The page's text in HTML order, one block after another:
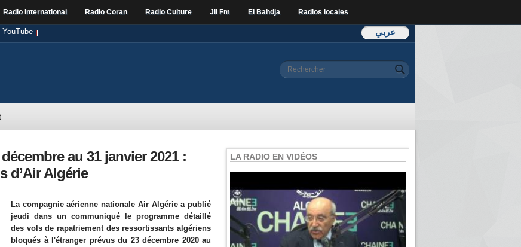
Radio International Radio Coran Radio Culture Jil Fm El Bahdja Radios locales
عربي YouTube
Formulaire de
Rechercher
au 31 janvier 2021 :
d’Air Algérie
La compagnie aérienne nationale Air Algérie a publié
jeudi dans un communiqué le programme détaillé
des vols de rapatriement des ressortissants algériens
bloqués à l'étranger prévus du 23 décembre 2020 au
LA RADIO EN VIDÉOS